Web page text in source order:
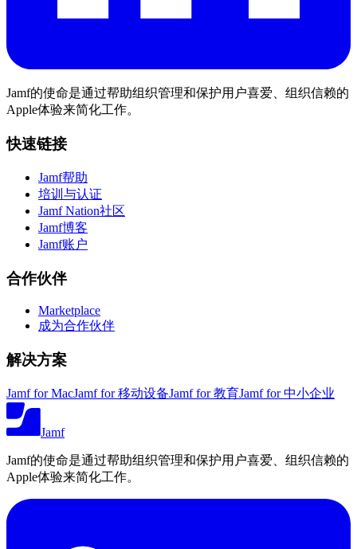
Jamf的使命是通过帮助组织管理和保护用户喜爱、组织信赖的
Apple体验来简化工作。
快速链接
Jamf帮助
培训与认证
Jamf Nation社区
Jamf博客
Jamf账户
合作伙伴
Marketplace
成为合作伙伴
解决方案
Jamf for MacJamf for 移动设备Jamf for 教育Jamf for 中小企业
Jamf
Jamf的使命是通过帮助组织管理和保护用户喜爱、组织信赖的
Apple体验来简化工作。